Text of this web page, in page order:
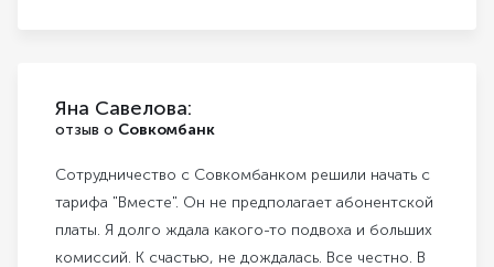
Яна Савелова:
отзыв о Совкомбанк
Сотрудничество с Совкомбанком решили начать с
тарифа "Вместе". Он не предполагает абонентской
платы. Я долго ждала какого-то подвоха и больших
комиссий. К счастью, не дождалась. Все честно. В